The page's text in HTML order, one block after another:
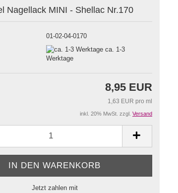
Nagellack MINI - Shellac Nr.170
01-02-04-0170
ca. 1-3
Werktage
8,95 EUR
1,63 EUR pro ml
inkl. 20% MwSt. zzgl. Versand
Jetzt zahlen mit